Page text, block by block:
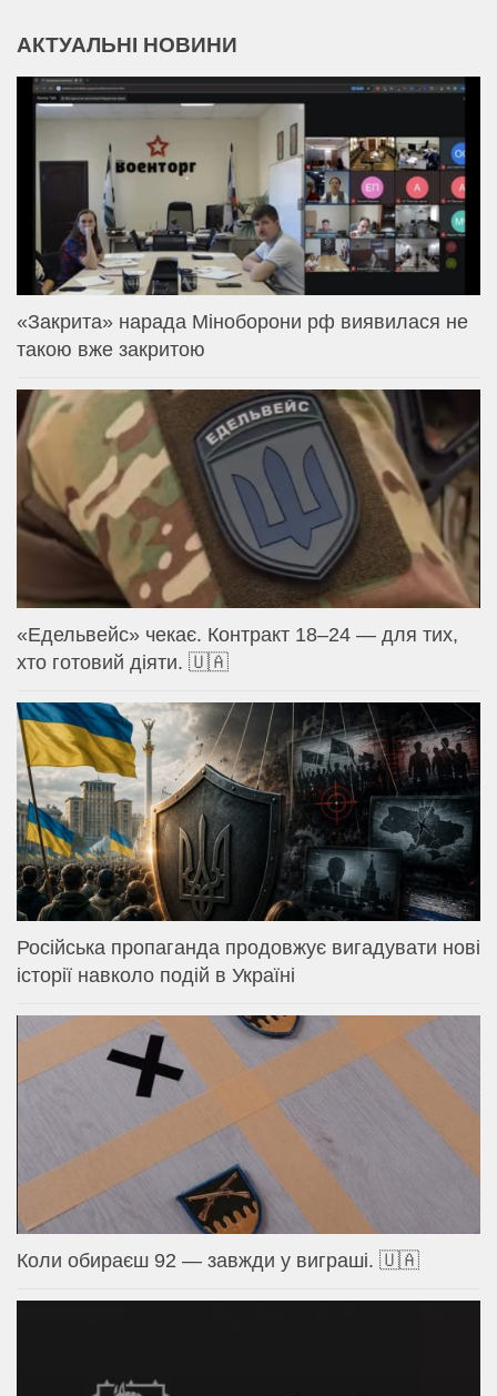
АКТУАЛЬНІ НОВИНИ
«Закрита» нарада Міноборони рф виявилася не
такою вже закритою
«Едельвейс» чекає. Контракт 18–24 — для тих,
хто готовий діяти. 🇺🇦
Російська пропаганда продовжує вигадувати нові
історії навколо подій в Україні
Коли обираєш 92 — завжди у виграші. 🇺🇦